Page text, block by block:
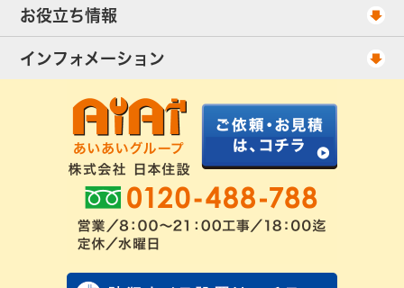
当社が選ばれる理由
出張エリア
アンテナ工事・料金
UHFアンテナ工事・料金
配線ケーブル追加工事・料金
アンテナ工事社長のブログ
アンテナ工事スケジュール
お役立ち情報
ご相談事例
アンテナの種類
工事について
良くあるアンテナ修理
インフォメーション
お客様の声
工事依頼・お見積りフォーム